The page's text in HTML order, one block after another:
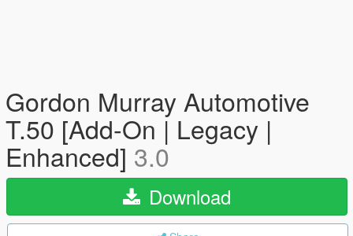
Gordon Murray Automotive
T.50 [Add-On | Legacy |
Enhanced] 3.0
Download